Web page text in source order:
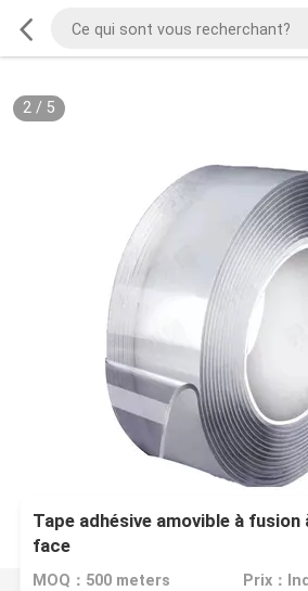
2/ 5
Tape adhésive amovible à fusion
face
MOQ：500 meters Prix：